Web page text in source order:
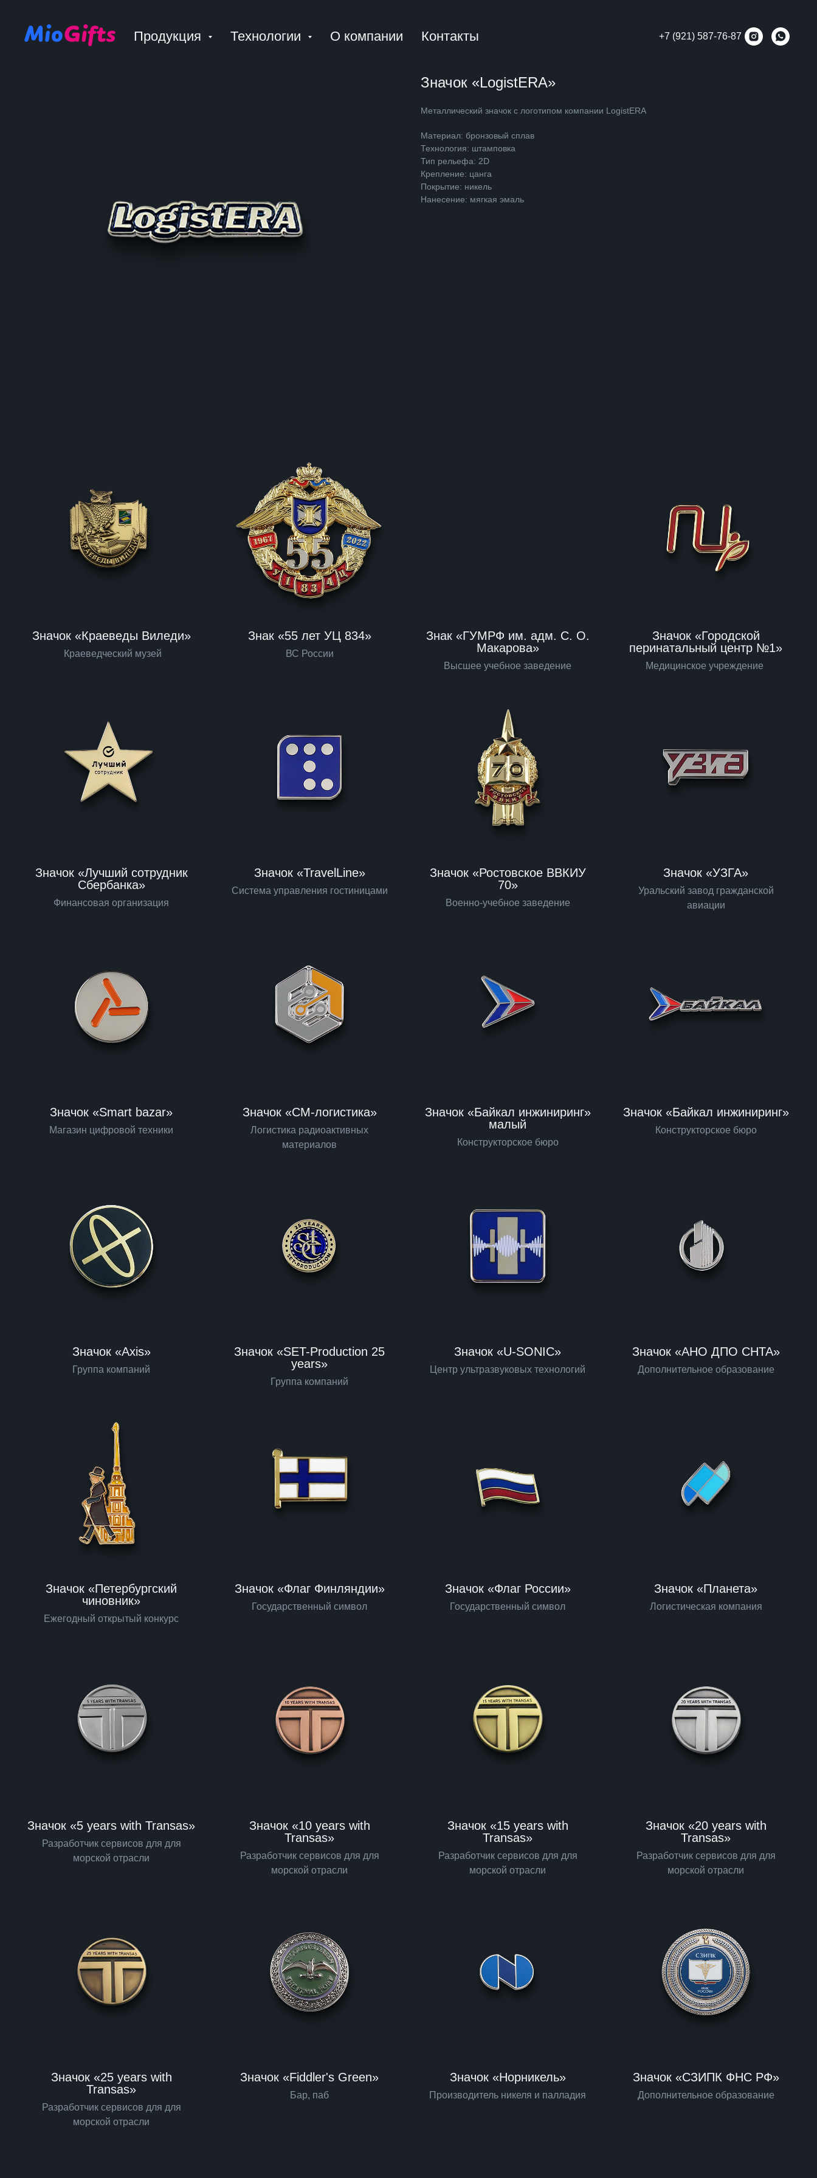
Продукция Технологии О компании Контакты +7 (921) 587-76-87
Значок «LogistERA»
Металлический значок с логотипом компании LogistERA
Материал: бронзовый сплав
Технология: штамповка
Тип рельефа: 2D
Крепление: цанга
Покрытие: никель
Нанесение: мягкая эмаль
Значок «Краеведы Виледи»
Краеведческий музей
Знак «55 лет УЦ 834»
ВС России
Знак «ГУМРФ им. адм. С. О.
Макарова»
Высшее учебное заведение
Значок «Городской
перинатальный центр №1»
Медицинское учреждение
Значок «Лучший сотрудник
Сбербанка»
Финансовая организация
Значок «TravelLine»
Система управления гостиницами
Значок «Ростовское ВВКИУ
70»
Военно-учебное заведение
Значок «УЗГА»
Уральский завод гражданской
авиации
Значок «Smart bazar»
Магазин цифровой техники
Значок «СМ-логистика»
Логистика радиоактивных
материалов
Значок «Байкал инжиниринг»
малый
Конструкторское бюро
Значок «Байкал инжиниринг»
Конструкторское бюро
Значок «Axis»
Группа компаний
Значок «SET-Production 25
years»
Группа компаний
Значок «U-SONIC»
Центр ультразвуковых технологий
Значок «АНО ДПО СНТА»
Дополнительное образование
Значок «Петербургский
чиновник»
Ежегодный открытый конкурс
Значок «Флаг Финляндии»
Государственный символ
Значок «Флаг России»
Государственный символ
Значок «Планета»
Логистическая компания
Значок «5 years with Transas»
Разработчик сервисов для для
морской отрасли
Значок «10 years with
Transas»
Разработчик сервисов для для
морской отрасли
Значок «15 years with
Transas»
Разработчик сервисов для для
морской отрасли
Значок «20 years with
Transas»
Разработчик сервисов для для
морской отрасли
Значок «25 years with
Transas»
Разработчик сервисов для для
морской отрасли
Значок «Fiddler's Green»
Бар, паб
Значок «Норникель»
Производитель никеля и палладия
Значок «СЗИПК ФНС РФ»
Дополнительное образование